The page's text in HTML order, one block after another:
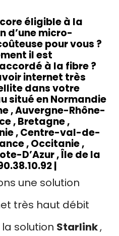
éligible à la
d’une micro-
pour vous ?
il est
à la fibre ?
internet très
dans votre
situé en Normandie
, Auvergne-Rhône-
, Bretagne ,
, Centre-val-de-
, Occitanie ,
D’Azur , Île de la
|
une solution
très haut débit
solution Starlink,